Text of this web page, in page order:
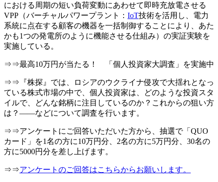
における周期の短い負荷変動にあわせて即時充放電させる
VPP（バーチャルパワープラント： IoT技術を活用し、電力
系統に点在する顧客の機器を一括制御することにより、あた
かも1つの発電所のように機能させる仕組み）の実証実験を
実施している。
⇒⇒最高10万円が当たる！ 「個人投資家大調査」を実施中
⇒⇒『株探』では、ロシアのウクライナ侵攻で大揺れとなっ
ている株式市場の中で、個人投資家は、どのような投資スタ
イルで、どんな銘柄に注目しているのか？これからの狙い方
は？――などについて調査を行います。
⇒⇒アンケートにご回答いただいた方から、抽選で「QUO
カード」を1名の方に10万円分、2名の方に5万円分、30名の
方に5000円分を差し上げます。
⇒⇒アンケートのご回答はこちらからお願いします。